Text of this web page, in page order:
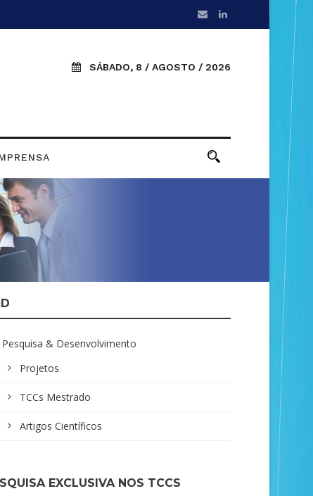
SÁBADO, 8 / AGOSTO / 2026
Pesquisa & Desenvolvimento
Projetos
TCCs Mestrado
Artigos Científicos
EXCLUSIVA NOS TCCS